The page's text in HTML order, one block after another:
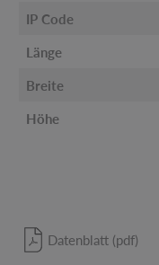
IP Code
Länge
Breite
Höhe
Datenblatt (pdf)